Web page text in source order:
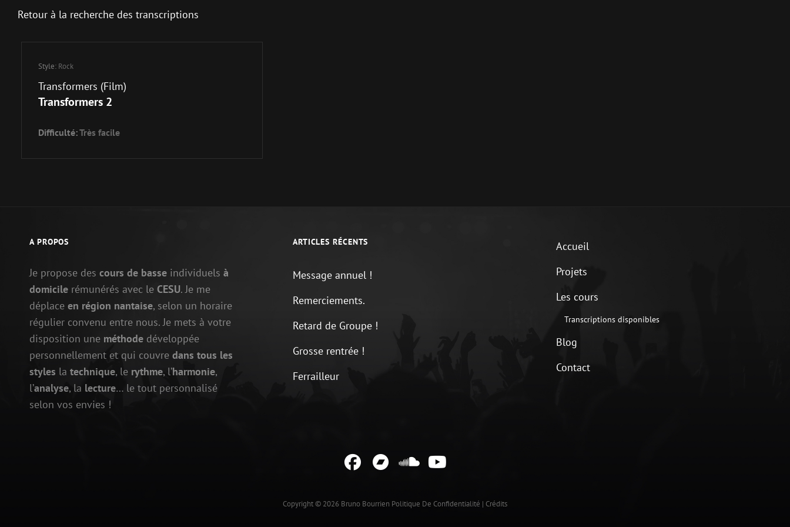
Retour à la recherche des transcriptions
Style: Rock
Transformers (film)
Transformers 2
Difficulté:Très facile
A PROPOS
Je propose des cours de basse individuels à
domicile rémunérés avec le CESU. Je me
déplace en région nantaise, selon un horaire
régulier convenu entre nous. Je mets à votre
disposition une méthode développée
personnellement et qui couvre dans tous les
styles la technique, le rythme, l’harmonie,
l’analyse, la lecture… le tout personnalisé
selon vos envies !
ARTICLES RÉCENTS
Message annuel !
Remerciements.
Retard de Groupe !
Grosse rentrée !
Ferrailleur
Accueil
Projets
Les cours
Transcriptions disponibles
Blog
Contact
Facebook
BandcampSoundcloud
Copyright © 2026 Bruno Bourrien Politique De Confidentialité | Crédits